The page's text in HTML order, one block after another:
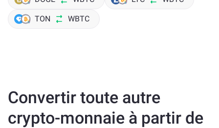
TON WBTC
Convertir toute autre
crypto-monnaie à partir de